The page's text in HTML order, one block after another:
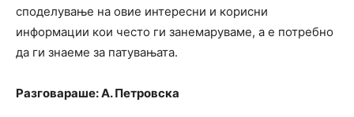
споделување на овие интересни и корисни
информации кои често ги занемаруваме, а е потребно
да ги знаеме за патувањата.
Разговараше: А. Петровска